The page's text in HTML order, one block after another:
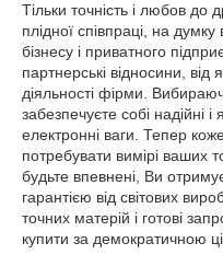
Тільки точність і любов до
плідної співпраці, на
бізнесу і приватного
партнерські відносини, від
діяльності фірми.
забезпечуєте собі надійні
електронні ваги. Тепер
потребувати вимірі ваших
будьте впевнені, Ви
гарантією від світових
точних матерій і готові
купити за демократичною